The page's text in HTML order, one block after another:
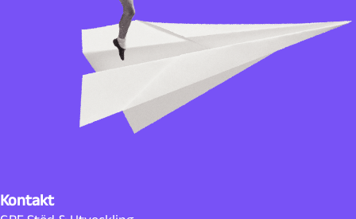
Kontakt